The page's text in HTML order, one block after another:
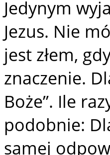
Jedynym
Jezus. Nie
jest złem,
znaczenie.
Boże”. Ile
podobnie:
samej